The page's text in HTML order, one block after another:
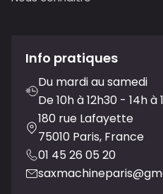
Info pratiques
Du mardi au samedi
De 10h à 12h30 - 14h à
180 rue Lafayette
75010 Paris, France
01 45 26 05 20